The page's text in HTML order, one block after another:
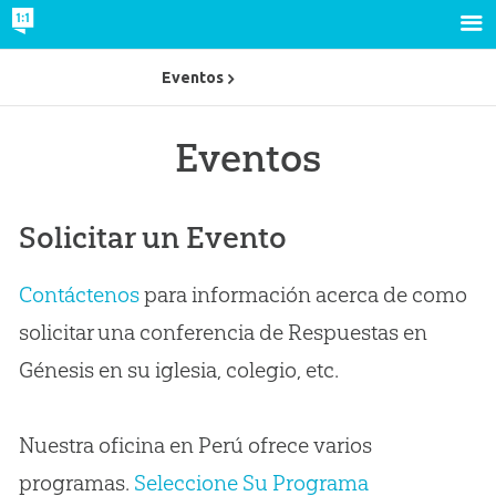
Eventos
Solicitar un Evento
Contáctenospara información acerca de como
solicitar una conferencia de Respuestas en
Génesis en su iglesia, colegio, etc.
Nuestra oficina en Perú ofrece varios
programas. Seleccione Su Programa
Eventos